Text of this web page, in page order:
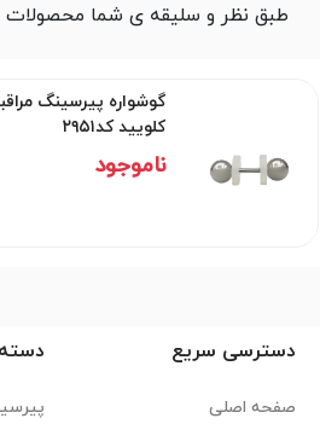
طبق نظر و سلیقه ی شما محصولات
گوشواره پیرسینگ
کلویید کد۲۹۵۱
ناموجود
دسترسی سریع
صفحه اصلی